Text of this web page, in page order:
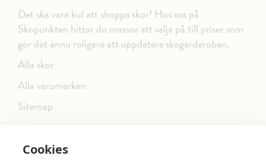
Cookies
Det ska vara kul att shoppa skor! Hos oss på
Skopunkten hittar du massor att välja på till priser som
gör det ännu roligare att uppdatera skogarderoben.
Alla skor
Alla varumärken
Sitemap